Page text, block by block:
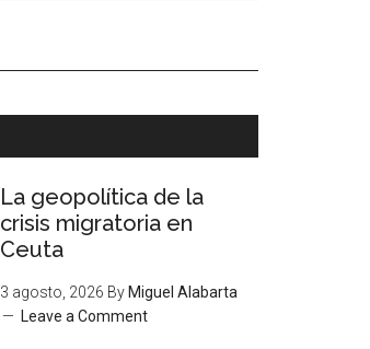
La geopolítica de la
crisis migratoria en
Ceuta
3 agosto, 2026 By Miguel Alabarta
Leave a Comment